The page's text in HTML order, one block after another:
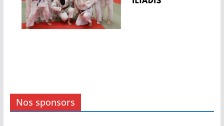
Nos sponsors